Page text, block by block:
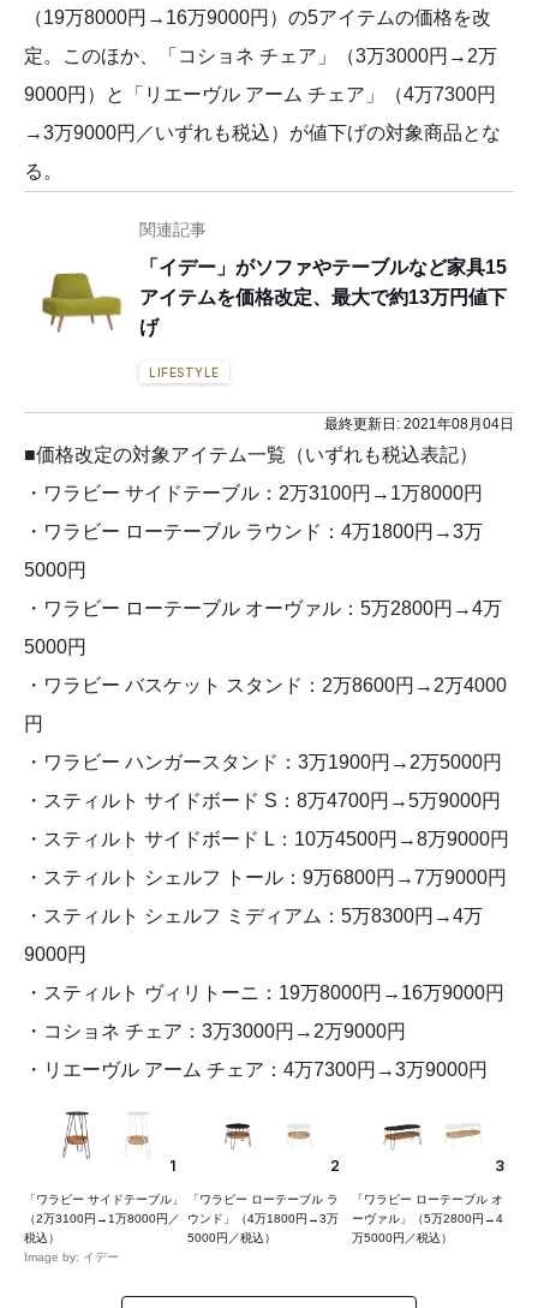
（19万8000円→16万9000円）の5アイテムの価格を改
定。このほか、「コショネ チェア」（3万3000円→2万
9000円）と「リエーヴル アーム チェア」（4万7300円
→3万9000円／いずれも税込）が値下げの対象商品とな
る。
関連記事
「イデー」がソファやテーブルなど家具15
アイテムを価格改定、最大で約13万円値下
げ
LIFESTYLE
最終更新日: 2021年08月04日
■価格改定の対象アイテム一覧（いずれも税込表記）
・ワラビー サイドテーブル：2万3100円→1万8000円
・ワラビー ローテーブル ラウンド：4万1800円→3万
5000円
・ワラビー ローテーブル オーヴァル：5万2800円→4万
5000円
・ワラビー バスケット スタンド：2万8600円→2万4000
円
・ワラビー ハンガースタンド：3万1900円→2万5000円
・スティルト サイドボード S：8万4700円→5万9000円
・スティルト サイドボード L：10万4500円→8万9000円
・スティルト シェルフ トール：9万6800円→7万9000円
・スティルト シェルフ ミディアム：5万8300円→4万
9000円
・スティルト ヴィリトーニ：19万8000円→16万9000円
・コショネ チェア：3万3000円→2万9000円
・リエーヴル アーム チェア：4万7300円→3万9000円
1
「ワラビー サイドテーブル」
（2万3100円→1万8000円／
税込）
Image by: イデー
2
「ワラビー ローテーブル ラ
ウンド」（4万1800円→3万
5000円／税込）
3
「ワラビー ローテーブル オ
ーヴァル」（5万2800円→4
万5000円／税込）